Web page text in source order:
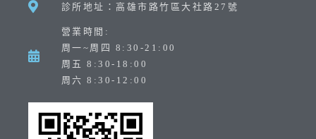
診所地址：高雄市路竹區大社路27號
營業時間:
周一~周四 8:30-21:00
周五 8:30-18:00
周六 8:30-12:00